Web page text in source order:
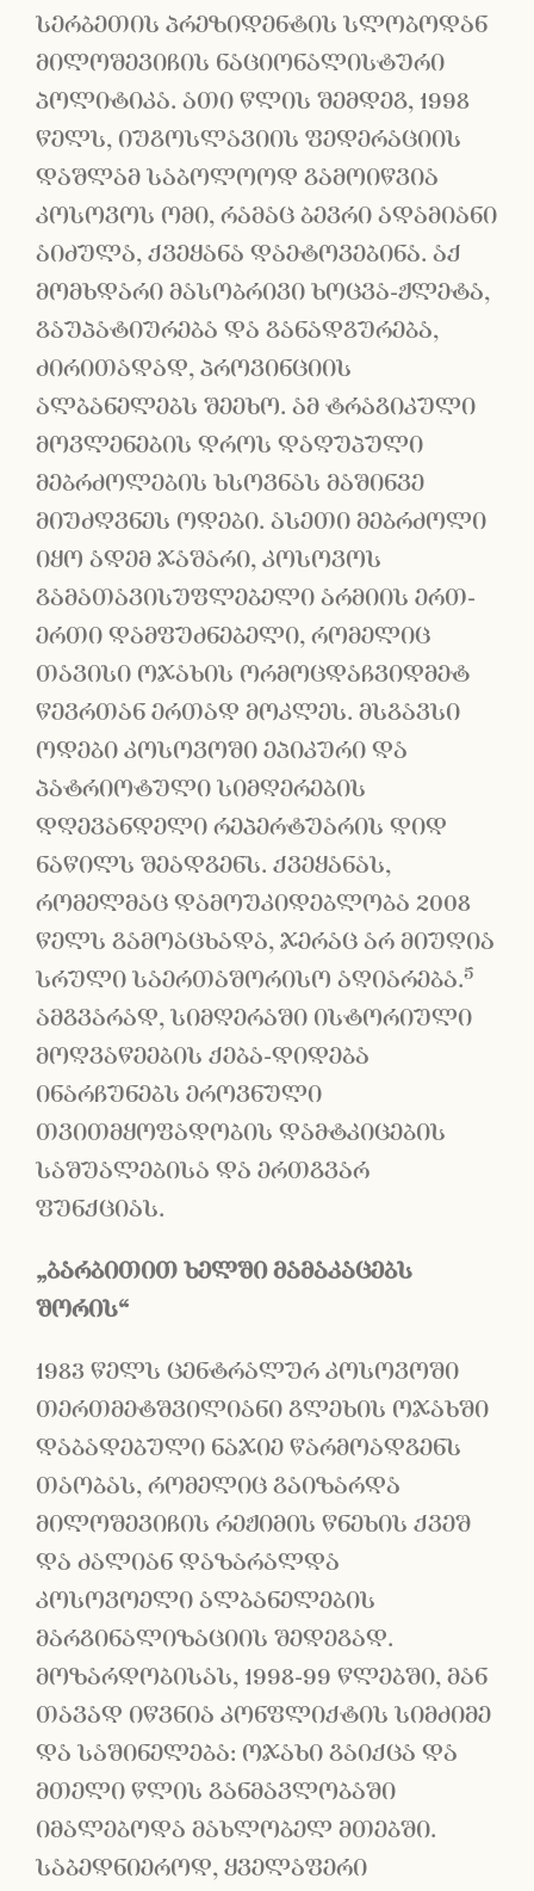
სერბეთის პრეზიდენტის სლობოდან
მილოშევიჩის ნაციონალისტური
პოლიტიკა. ათი წლის შემდეგ, 1998
წელს, იუგოსლავიის ფედერაციის
დაშლამ საბოლოოდ გამოიწვია
კოსოვოს ომი, რამაც ბევრი ადამიანი
აიძულა, ქვეყანა დაეტოვებინა. აქ
მომხდარი მასობრივი ხოცვა-ჟლეტა,
გაუპატიურება და განადგურება,
ძირითადად, პროვინციის
ალბანელებს შეეხო. ამ ტრაგიკული
მოვლენების დროს დაღუპული
მებრძოლების ხსოვნას მაშინვე
მიუძღვნეს ოდები. ასეთი მებრძოლი
იყო ადემ ჯაშარი, კოსოვოს
გამათავისუფლებელი არმიის ერთ-
ერთი დამფუძნებელი, რომელიც
თავისი ოჯახის ორმოცდაჩვიდმეტ
წევრთან ერთად მოკლეს. მსგავსი
ოდები კოსოვოში ეპიკური და
პატრიოტული სიმღერების
დღევანდელი რეპერტუარის დიდ
ნაწილს შეადგენს. ქვეყანას,
რომელმაც დამოუკიდებლობა 2008
წელს გამოაცხადა, ჯერაც არ მიუღია
სრული საერთაშორისო აღიარება.5
ამგვარად, სიმღერაში ისტორიული
მოღვაწეების ქება-დიდება
ინარჩუნებს ეროვნული
თვითმყოფადობის დამტკიცების
საშუალებისა და ერთგვარ
ფუნქციას.
„ბარბითით ხელში მამაკაცებს
შორის“
1983 წელს ცენტრალურ კოსოვოში
თერთმეტშვილიანი გლეხის ოჯახში
დაბადებული ნაჯიე წარმოადგენს
თაობას, რომელიც გაიზარდა
მილოშევიჩის რეჟიმის წნეხის ქვეშ
და ძალიან დაზარალდა
კოსოვოელი ალბანელების
მარგინალიზაციის შედეგად.
მოზარდობისას, 1998-99 წლებში, მან
თავად იწვნია კონფლიქტის სიმძიმე
და საშინელება: ოჯახი გაიქცა და
მთელი წლის განმავლობაში
იმალებოდა მახლობელ მთებში.
საბედნიეროდ, ყველაფერი